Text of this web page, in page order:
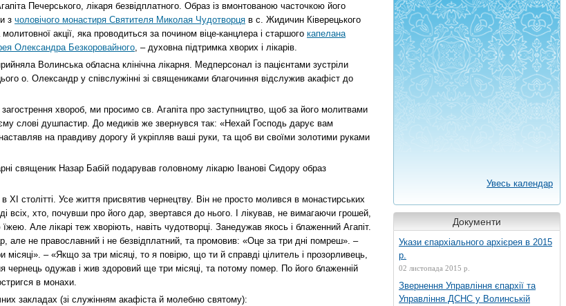
Печерського, лікаря безвідплатного. Образ із вмонтованою часточкою його
з чоловічого монастиря Святителя Миколая Чудотворця в с. Жидичин Ківерецького
акції, яка проводиться за почином віце-канцлера і старшого капелана
Олександра Безкоровайного, – духовна підтримка хворих і лікарів.
Волинська обласна клінічна лікарня. Медперсонал із пацієнтами зустріли
о. Олександр у співслужінні зі священиками благочиння відслужив акафіст до
хвороб, ми просимо св. Агапіта про заступництво, щоб за його молитвами
слові душпастир. До медиків же звернувся так: «Нехай Господь дарує вам
на правдиву дорогу й укріпляв ваші руки, та щоб ви своїми золотими руками
священик Назар Бабій подарував головному лікарю Іванові Сидору образ
ХІ столітті. Усе життя присвятив чернецтву. Він не просто молився в монастирських
всіх, хто, почувши про його дар, звертався до нього. І лікував, не вимагаючи грошей,
Але лікарі теж хворіють, навіть чудотворці. Занедужав якось і блаженний Агапіт.
але не православний і не безвідплатний, та промовив: «Оце за три дні помреш». –
місяці». – «Якщо за три місяці, то я повірю, що ти й справді цілитель і прозорливець,
чернець одужав і жив здоровий ще три місяці, та потому помер. По його блаженній
в монахи.
закладах (зі служінням акафіста й молебню святому):
Увесь календар
Документи
Укази єпархіального архієрея в 2015
р.
02 листопада 2015 р.
Звернення Управління єпархії та
Управління ДСНС у Волинській